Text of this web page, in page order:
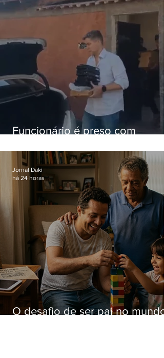
Funcionário é preso com
Hospital do Andaraí
O desafio de ser pai no mundo
Jornal Daki
há 24 horas